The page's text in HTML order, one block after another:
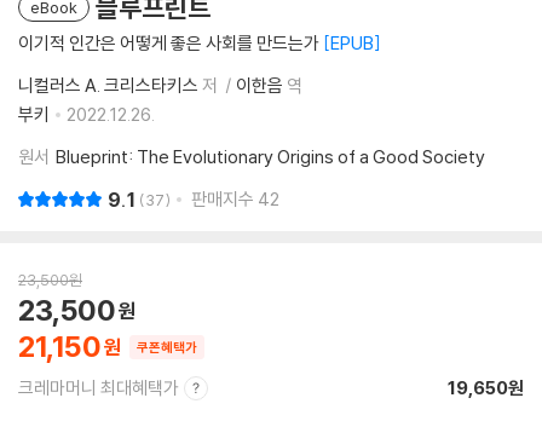
eBook 블루프린트
이기적 인간은 어떻게 좋은 사회를 만드는가 EPUB
니컬러스 A. 크리스타키스 저 이한음 역
부키
2022.12.26.
원서 Blueprint: The Evolutionary Origins of a Good Society
9.1 37 판매지수 42
23,500원
21,150
23,500
쿠폰혜택가
크레마머니 최대혜택가 19,650원